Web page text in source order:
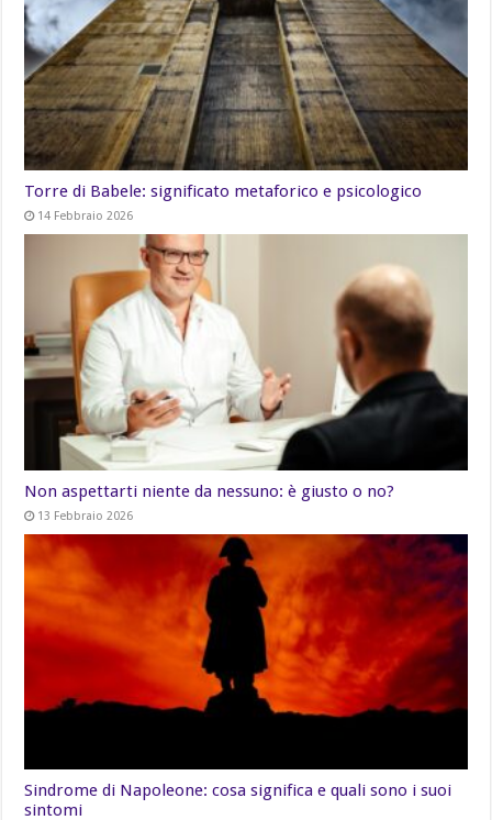
Torre di Babele: significato metaforico e psicologico
14 Febbraio 2026
Non aspettarti niente da nessuno: è giusto o no?
13 Febbraio 2026
Sindrome di Napoleone: cosa significa e quali sono i suoi
sintomi